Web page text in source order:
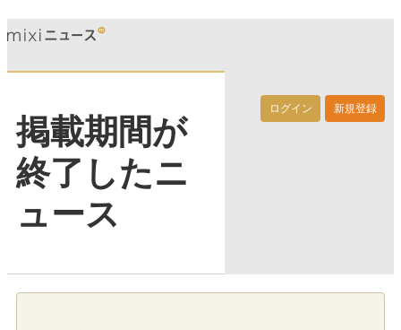
ログイン 新規登録
掲載期間が
終了したニ
ュース